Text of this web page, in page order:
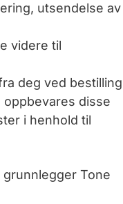
utsendelse av
videre til
deg ved bestilling
disse
i henhold til
grunnlegger Tone